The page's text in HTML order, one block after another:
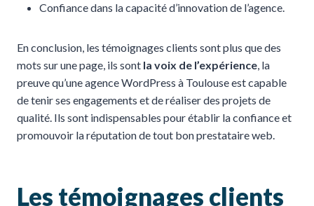
Confiance dans la capacité d’innovation de l’agence.
En conclusion, les témoignages clients sont plus que des
mots sur une page, ils sont la voix de l’expérience, la
preuve qu’une agence WordPress à Toulouse est capable
de tenir ses engagements et de réaliser des projets de
qualité. Ils sont indispensables pour établir la confiance et
promouvoir la réputation de tout bon prestataire web.
Les témoignages clients